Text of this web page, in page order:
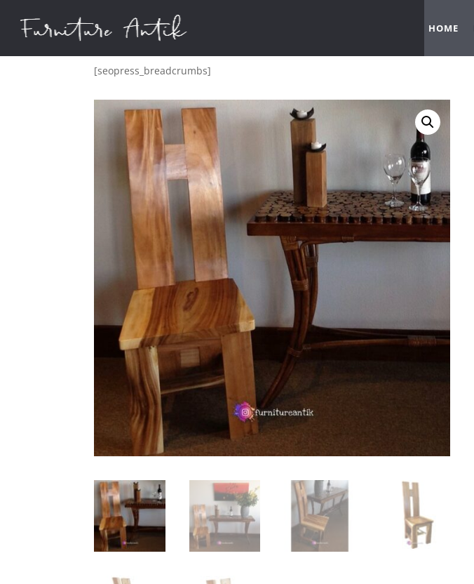
HOME
[seopress_breadcrumbs]